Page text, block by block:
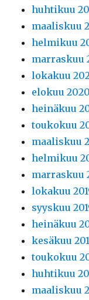
huhtikuu
maaliskuu
helmikuu
marraskuu
lokakuu
elokuu 2020
heinäkuu
toukokuu
maaliskuu
helmikuu
marraskuu
lokakuu
syyskuu
heinäkuu
kesäkuu
toukokuu
huhtikuu
maaliskuu